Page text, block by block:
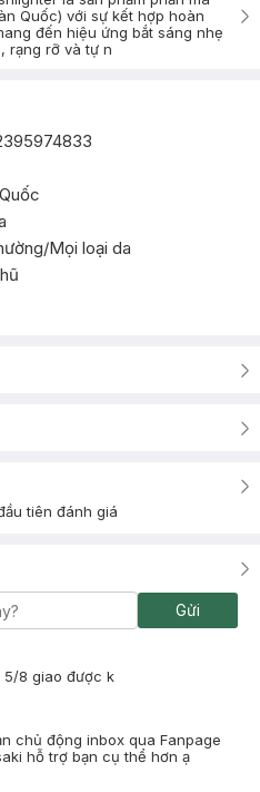
Quốc) với sự kết hợp hoàn
đến hiệu ứng bắt sáng nhẹ
rạng rỡ và tự n
Mọi loại da
tiên đánh giá
Gửi
5/8 giao được k
chủ động inbox qua Fanpage
hỗ trợ bạn cụ thể hơn ạ